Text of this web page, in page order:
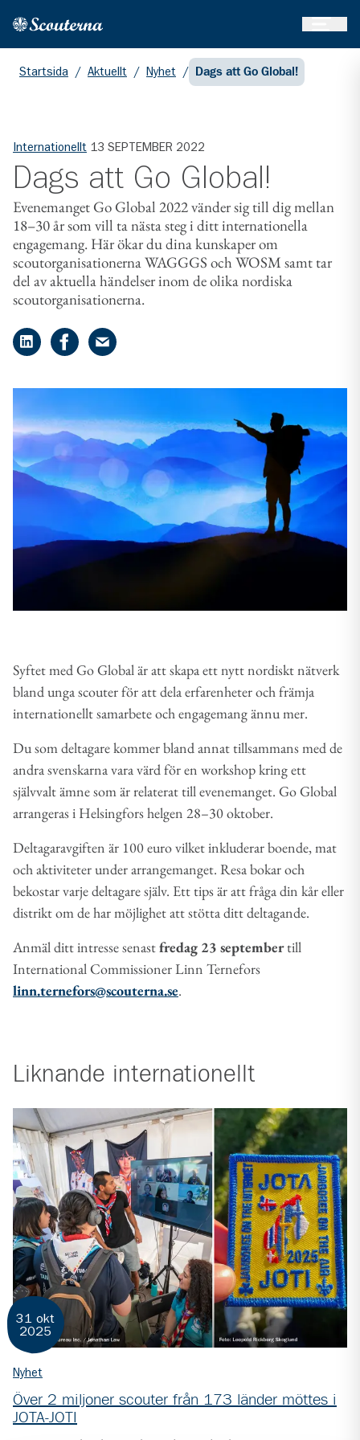
Hem
Startsida / Aktuellt / Nyhet / Dags att Go Global!
Internationellt 13 SEPTEMBER 2022
Dags att Go Global!
Evenemanget Go Global 2022 vänder sig till dig mellan
18–30 år som vill ta nästa steg i ditt internationella
engagemang. Här ökar du dina kunskaper om
scoutorganisationerna WAGGGS och WOSM samt tar
del av aktuella händelser inom de olika nordiska
scoutorganisationerna.
Dela på LinkedIn
Dela på Facebook
Dela på e-post
Syftet med Go Global är att skapa ett nytt nordiskt nätverk
bland unga scouter för att dela erfarenheter och främja
internationellt samarbete och engagemang ännu mer.
Du som deltagare kommer bland annat tillsammans med de
andra svenskarna vara värd för en workshop kring ett
självvalt ämne som är relaterat till evenemanget. Go Global
arrangeras i Helsingfors helgen 28–30 oktober.
Deltagaravgiften är 100 euro vilket inkluderar boende, mat
och aktiviteter under arrangemanget. Resa bokar och
bekostar varje deltagare själv. Ett tips är att fråga din kår eller
distrikt om de har möjlighet att stötta ditt deltagande.
Anmäl ditt intresse senastfredag 23 septembertill
International Commissioner Linn Ternefors
linn.ternefors@scouterna.se.
Liknande internationellt
31 okt
2025
Nyhet
Över 2 miljoner scouter från 173 länder möttes i
JOTA-JOTI